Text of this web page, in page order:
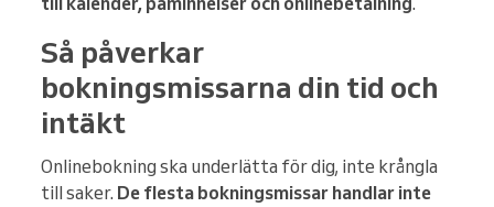
Så påverkar
bokningsmissarna din tid och
intäkt
Onlinebokning ska underlätta för dig, inte krångla
till saker. De flesta bokningsmissar handlar inte